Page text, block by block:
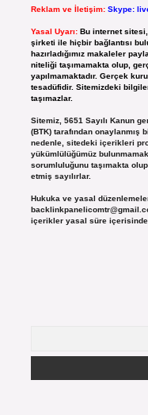
Reklam ve İletişim: Skype:
Yasal Uyarı: Bu internet
şirketi ile hiçbir bağlantısı
hazırladığımız makaleler
niteliği taşımamakta olup,
yapılmamaktadır. Gerçek
tesadüfidir. Sitemizdeki
taşımazlar.
Sitemiz, 5651 Sayılı Kanun
(BTK) tarafından onaylanmış
nedenle, sitedeki içerikleri
yükümlülüğümüz
sorumluluğunu taşımakta
etmiş sayılırlar.
Hukuka ve yasal
içerikler yasal süre içerisinde